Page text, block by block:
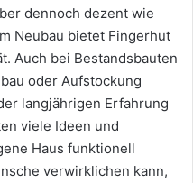
dennoch dezent wie
Neubau bietet Fingerhut
Auch bei Bestandsbauten
oder Aufstockung
langjährigen Erfahrung
viele Ideen und
Haus funktionell
verwirklichen kann,